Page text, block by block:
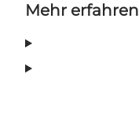
Mehr erfahren